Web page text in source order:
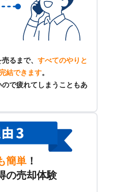
るまで、 すべてのやりと
結できます。
で疲れてしまうこともあ
簡単 ！
の売却体験